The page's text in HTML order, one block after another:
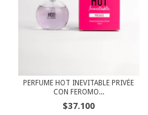
PERFUME HOT INEVITABLE PRIVÉE
CON FEROMO...
$37.100